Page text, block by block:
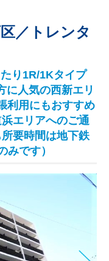
／トレンタ
り1R/1Kタイプ
人気の西新エリ
利用にもおすすめ
エリアへのご通
要時間は地下鉄
みです）